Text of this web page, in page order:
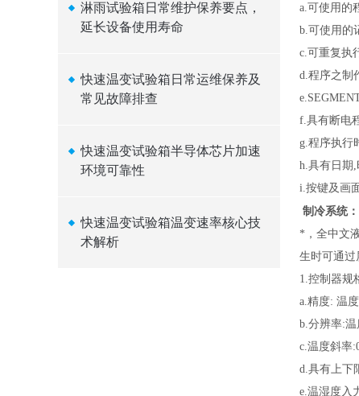
淋雨试验箱日常维护保养要点，
延长设备使用寿命
快速温变试验箱日常运维保养及
常见故障排查
快速温变试验箱半导体芯片加速
环境可靠性
快速温变试验箱温变速率核心技
术解析
a.可使用的
b.可使用的
c.可重复执
d.程序之制
f.具有断电
g.程序执行
h.具有日期
i.按键及画
制冷系统：
*，全中文
生时可通过
1.控制器规
a.精度: 温
b.分辨率:温
c.温度斜率
d.具有上下
e.温湿度入